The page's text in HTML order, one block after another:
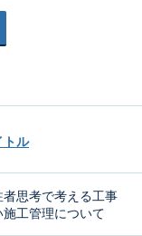
トル
者思考で考える工事
工管理について